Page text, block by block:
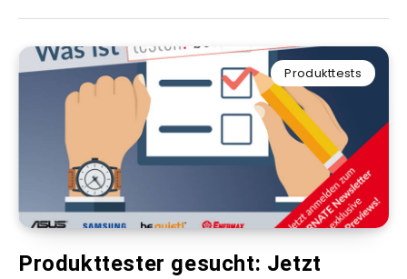
Produkttests
Produkttester gesucht: Jetzt